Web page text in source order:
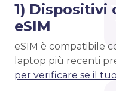
1) Dispositivi
eSIM
eSIM è compatibile
laptop più recenti
per verificare se il